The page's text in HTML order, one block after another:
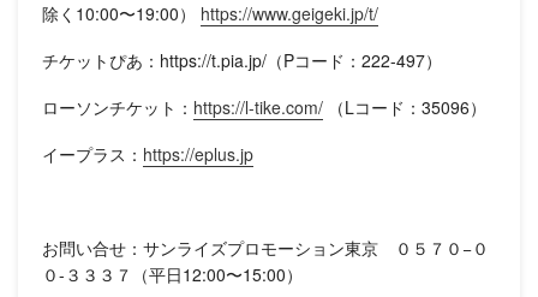
除く10:00〜19:00） https://www.geigeki.jp/t/
チケットぴあ：https://t.pia.jp/（Pコード：222-497）
ローソンチケット： https://l-tike.com/ （Lコード：35096）
イープラス： https://eplus.jp
お問い合せ：サンライズプロモーション東京 ０５７０−０
０-３３３７（平日12:00〜15:00）